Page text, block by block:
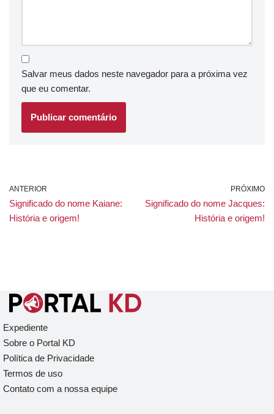
Salvar meus dados neste navegador para a próxima vez
que eu comentar.
ANTERIOR
Significado do nome Kaiane:
História e origem!
PRÓXIMO
Significado do nome Jacques:
História e origem!
Expediente
Sobre o Portal KD
Política de Privacidade
Termos de uso
Contato com a nossa equipe